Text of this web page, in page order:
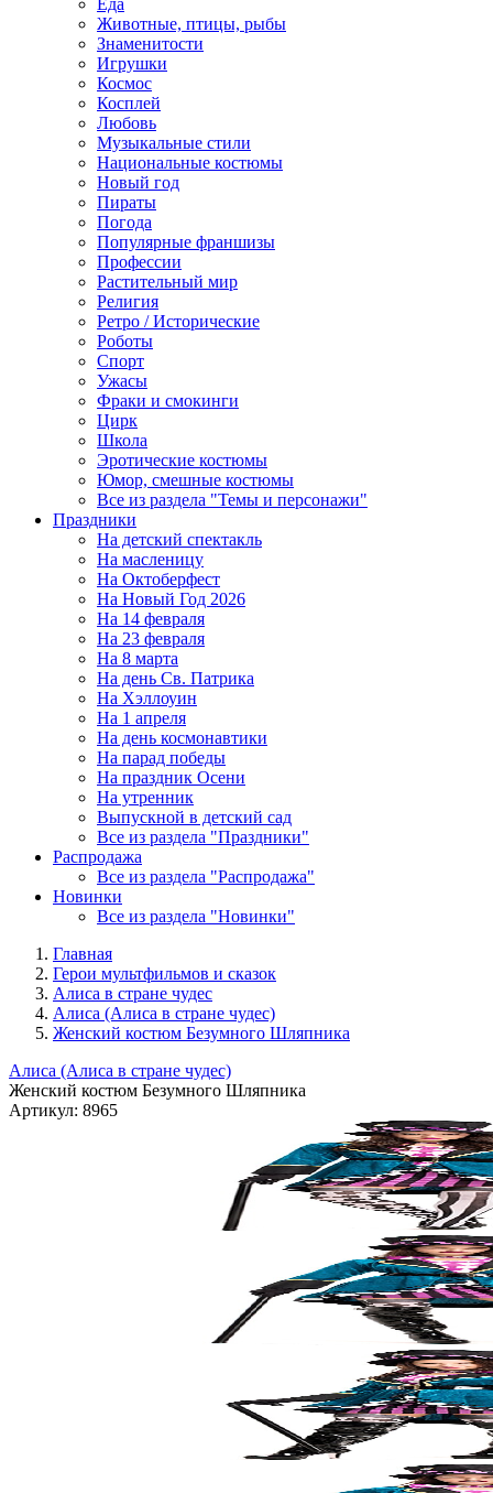
Еда
Животные, птицы, рыбы
Знаменитости
Игрушки
Космос
Косплей
Любовь
Музыкальные стили
Национальные костюмы
Новый год
Пираты
Погода
Популярные франшизы
Профессии
Растительный мир
Религия
Ретро / Исторические
Роботы
Спорт
Ужасы
Фраки и смокинги
Цирк
Школа
Эротические костюмы
Юмор, смешные костюмы
Все из раздела "Темы и персонажи"
Праздники
На детский спектакль
На масленицу
На Октоберфест
На Новый Год 2026
На 14 февраля
На 23 февраля
На 8 марта
На день Св. Патрика
На Хэллоуин
На 1 апреля
На день космонавтики
На парад победы
На праздник Осени
На утренник
Выпускной в детский сад
Все из раздела "Праздники"
Распродажа
Все из раздела "Распродажа"
Новинки
Все из раздела "Новинки"
Главная
Герои мультфильмов и сказок
Алиса в стране чудес
Алиса (Алиса в стране чудес)
Женский костюм Безумного Шляпника
Алиса (Алиса в стране чудес)
Женский костюм Безумного Шляпника
Артикул: 8965